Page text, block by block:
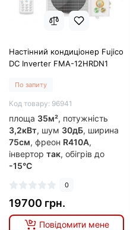
Настінний кондиціонер Fujico
DC Inverter FMA-12HRDN1
По запиту
Код товару: 96941
площа 35м², потужність
3,2кВт, шум 30дБ, ширина
75см, фреон R410A,
інвертор так, обігрів до
-15°C
0
19700 грн.
Повідомити мене